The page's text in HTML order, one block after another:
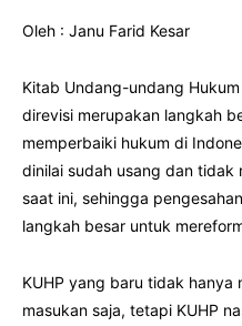
Oleh : Janu Farid Kesar
Kitab Undang-undang
direvisi merupakan langkah
memperbaiki hukum di
dinilai sudah usang dan
saat ini, sehingga
langkah besar untuk
KUHP yang baru tidak hanya
masukan saja, tetapi KUHP